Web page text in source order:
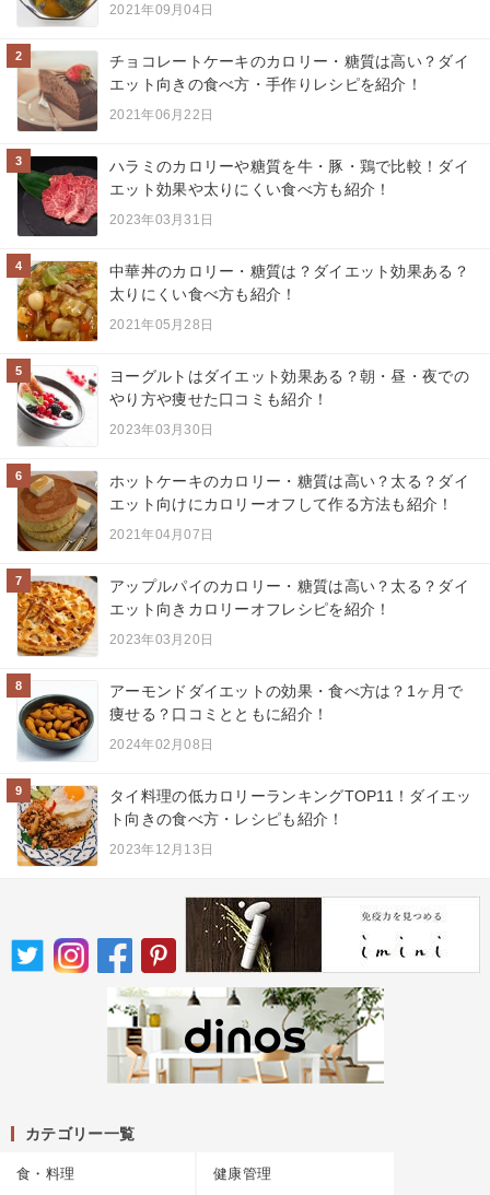
2021年09月04日
2
チョコレートケーキのカロリー・糖質は高い？ダイ
エット向きの食べ方・手作りレシピを紹介！
2021年06月22日
3
ハラミのカロリーや糖質を牛・豚・鶏で比較！ダイ
エット効果や太りにくい食べ方も紹介！
2023年03月31日
4
中華丼のカロリー・糖質は？ダイエット効果ある？
太りにくい食べ方も紹介！
2021年05月28日
5
ヨーグルトはダイエット効果ある？朝・昼・夜での
やり方や痩せた口コミも紹介！
2023年03月30日
6
ホットケーキのカロリー・糖質は高い？太る？ダイ
エット向けにカロリーオフして作る方法も紹介！
2021年04月07日
7
アップルパイのカロリー・糖質は高い？太る？ダイ
エット向きカロリーオフレシピを紹介！
2023年03月20日
8
アーモンドダイエットの効果・食べ方は？1ヶ月で
痩せる？口コミとともに紹介！
2024年02月08日
9
タイ料理の低カロリーランキングTOP11！ダイエッ
ト向きの食べ方・レシピも紹介！
2023年12月13日
カテゴリー一覧
食・料理 健康管理